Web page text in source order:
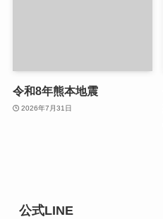
令和8年熊本地震
2026年7月31日
公式LINE